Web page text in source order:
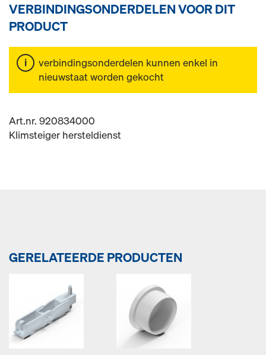
VERBINDINGSONDERDELEN VOOR DIT
PRODUCT
verbindingsonderdelen kunnen enkel in
nieuwstaat worden gekocht
Art.nr. 920834000
Klimsteiger hersteldienst
GERELATEERDE PRODUCTEN